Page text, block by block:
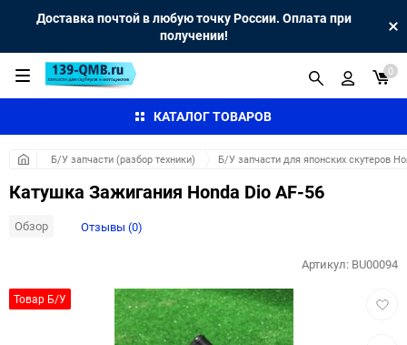
Доставка почтой в любую точку России. Оплата при
получении!
КАТАЛОГ ТОВАРОВ
0
Б/У запчасти (разбор техники) Б/У запчасти для японских скутеров
Катушка Зажигания Honda Dio AF-56
Обзор Отзывы (0)
Товар Б/У
Артикул: BU00094